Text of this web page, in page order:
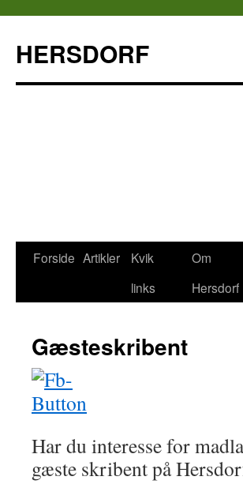
HERSDORF
Hop
Forside Artikler
Kvik
links
Om
Hersdorf
Gæsteskribent
Har du interesse for
gæste skribent på